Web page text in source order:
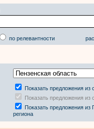
по релевантности
Показать предложения из
Показать предложения из
Показать предложения из
региона